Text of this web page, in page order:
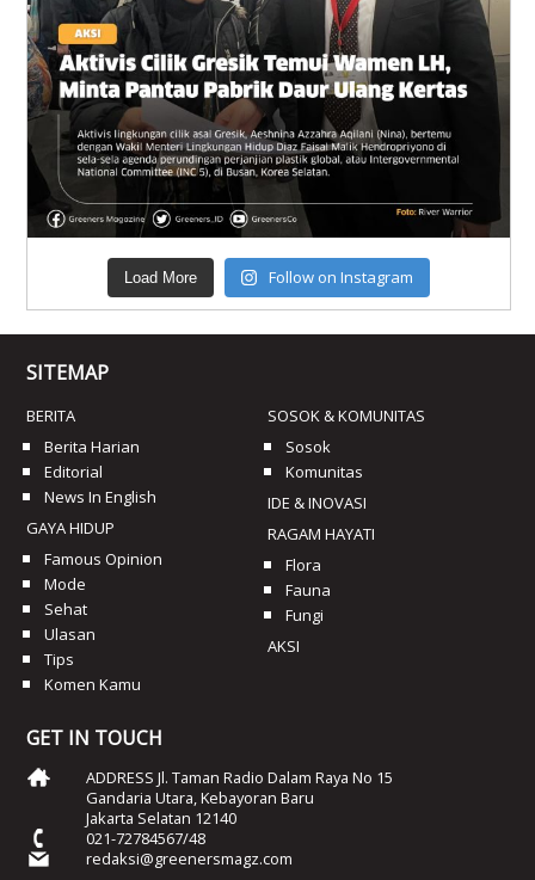
Load More Follow on Instagram
SITEMAP
BERITA
Berita Harian
Editorial
News In English
GAYA HIDUP
Famous Opinion
Mode
Sehat
Ulasan
Tips
Komen Kamu
SOSOK & KOMUNITAS
Sosok
Komunitas
IDE & INOVASI
RAGAM HAYATI
Flora
Fauna
Fungi
AKSI
GET IN TOUCH
ADDRESS Jl. Taman Radio Dalam Raya No 15
Gandaria Utara, Kebayoran Baru
Jakarta Selatan 12140
021-72784567/48
redaksi@greenersmagz.com